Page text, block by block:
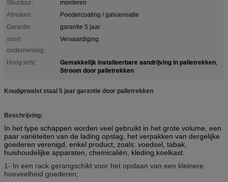
Structuur:
monteren
Afmaken.:
Poedercoating / galvanisatie
Garantie:
garantie 5 jaar
soort
onderneming:
Vervaardiging
Hoog licht: Gemakkelijk installeerbare aandrijving in palletrekken,
Stroom door palletrekken
Koudgewalst staal 5 jaar garantie door palletrekken
Beschrijving:
In het type schappen worden veel gebruikt in het grote volume, een
paar variëteiten van de lading opslag, het verpakken van dergelijke
goederen verenigd, enkel product, zoals: voedsel, tabak,
huishoudelijke apparaten, chemicaliën, kleding,koelkast.
1- In een rack gerangschikt voor het opslaan van een kleinere
hoeveelheid goederen;